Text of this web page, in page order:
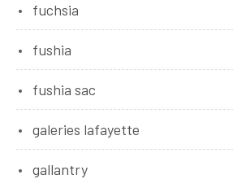
fuchsia
fushia
fushia sac
galeries lafayette
gallantry